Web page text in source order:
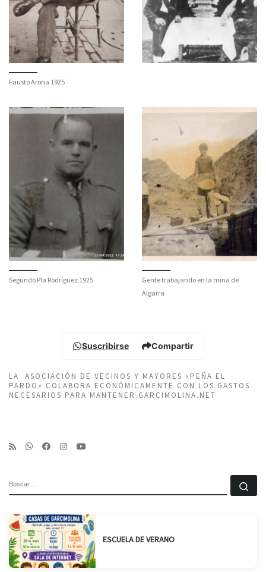
Fausto Arona 1925
Segundo Pla Rodríguez 1925
Gente trabajando en la mina de
Algarra
Suscribirse Compartir
LA ASOCIACIÓN DE VECINOS Y MAYORES «PEÑA EL
PARDO» COLABORA ECONÓMICAMENTE CON LOS GASTOS
NECESARIOS PARA MANTENER GARCIMOLINA.NET
ESCUELA DE VERANO